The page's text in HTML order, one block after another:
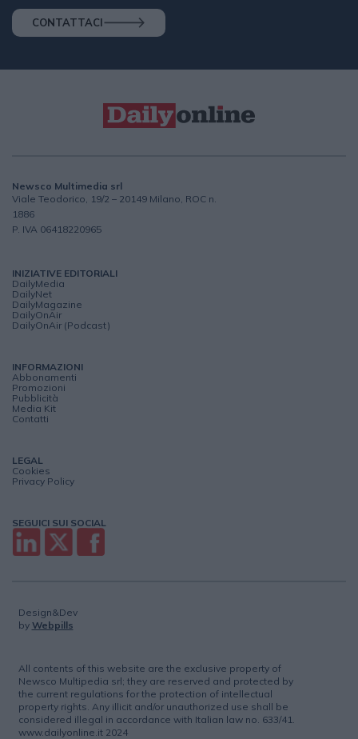
CONTATTACI
Newsco Multimedia srl
Viale Teodorico, 19/2 – 20149 Milano, ROC n.
1886
P. IVA 06418220965
INIZIATIVE EDITORIALI
DailyMedia
DailyNet
DailyMagazine
DailyOnAir
DailyOnAir (Podcast)
INFORMAZIONI
Abbonamenti
Promozioni
Pubblicità
Media Kit
Contatti
LEGAL
Cookies
Privacy Policy
SEGUICI SUI SOCIAL
Design&Dev
by Webpills
All contents of this website are the exclusive property of
Newsco Multipedia srl; they are reserved and protected by
the current regulations for the protection of intellectual
property rights. Any illicit and/or unauthorized use shall be
considered illegal in accordance with Italian law no. 633/41.
www.dailyonline.it 2024